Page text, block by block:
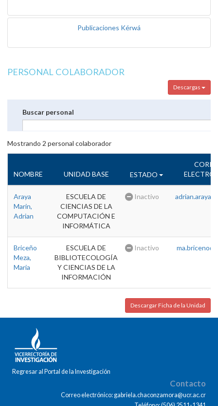
Publicaciones Kérwá
PERSONAL COLABORADOR
Descargas
Buscar personal
Mostrando 2 personal colaborador
NOMBRE UNIDAD BASE ESTADO
Araya
Marin,
Adrian
ESCUELA DE
CIENCIAS DE LA
COMPUTACIÓN E
INFORMÁTICA
Inactivo
Briceño
Meza,
Maria
ESCUELA DE
BIBLIOTECOLOGÍA
Y CIENCIAS DE LA
INFORMACIÓN
Inactivo
Descargar Ficha de la Unidad
Regresar al Portal de la Investigación
Contacto
Correo electrónico: gabriela.chaconzamora@ucr.ac.cr